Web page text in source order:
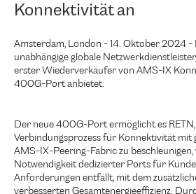
Konnektivität an
Amsterdam, London - 14. Oktober 2024 -
unabhängige globale
erster Wiederverkäufer von AMS-IX
400G-Port anbietet.
Der neue 400G-Port ermöglicht es RETN,
Verbindungsprozess für Konnektivität
AMS-IX-Peering-Fabric zu
Notwendigkeit dedizierter Ports für
Anforderungen entfällt, mit dem
verbesserten Gesamtenergieeffizienz.